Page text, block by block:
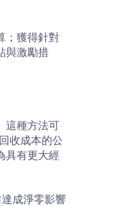
；獲得針對
與激勵措
這種方法可
收成本的公
具有更大經
成淨零影響